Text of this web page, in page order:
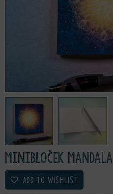
Minibloček Mandala
ADD TO WISHLIST